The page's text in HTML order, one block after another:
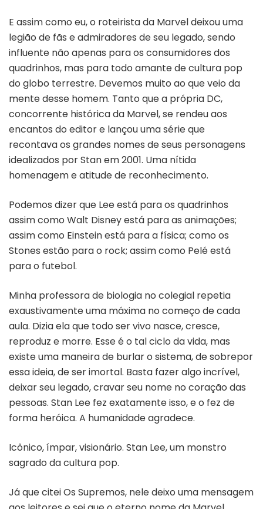
E assim como eu, o roteirista da Marvel deixou uma
legião de fãs e admiradores de seu legado, sendo
influente não apenas para os consumidores dos
quadrinhos, mas para todo amante de cultura pop
do globo terrestre. Devemos muito ao que veio da
mente desse homem. Tanto que a própria DC,
concorrente histórica da Marvel, se rendeu aos
encantos do editor e lançou uma série que
recontava os grandes nomes de seus personagens
idealizados por Stan em 2001. Uma nítida
homenagem e atitude de reconhecimento.
Podemos dizer que Lee está para os quadrinhos
assim como Walt Disney está para as animações;
assim como Einstein está para a física; como os
Stones estão para o rock; assim como Pelé está
para o futebol.
Minha professora de biologia no colegial repetia
exaustivamente uma máxima no começo de cada
aula. Dizia ela que todo ser vivo nasce, cresce,
reproduz e morre. Esse é o tal ciclo da vida, mas
existe uma maneira de burlar o sistema, de sobrepor
essa ideia, de ser imortal. Basta fazer algo incrível,
deixar seu legado, cravar seu nome no coração das
pessoas. Stan Lee fez exatamente isso, e o fez de
forma heróica. A humanidade agradece.
Icônico, ímpar, visionário. Stan Lee, um monstro
sagrado da cultura pop.
Já que citei Os Supremos, nele deixo uma mensagem